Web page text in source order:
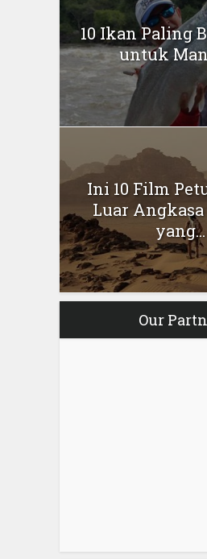
10 Ikan Paling
untuk
Ini 10 Film
Luar
yang...
Our